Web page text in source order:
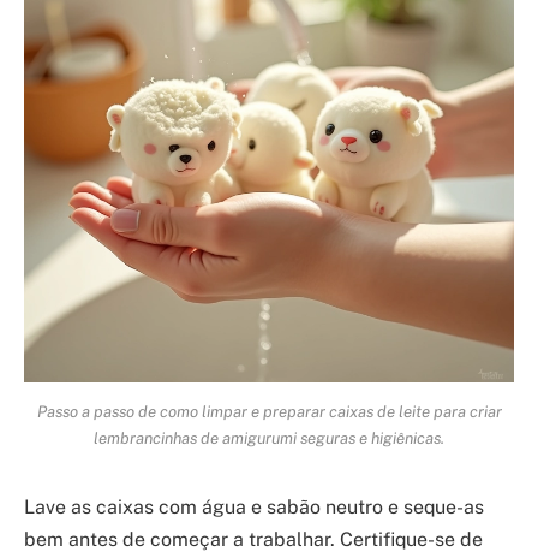
Passo a passo de como limpar e preparar caixas de leite para criar
lembrancinhas de amigurumi seguras e higiênicas.
Lave as caixas com água e sabão neutro e seque-as
bem antes de começar a trabalhar. Certifique-se de